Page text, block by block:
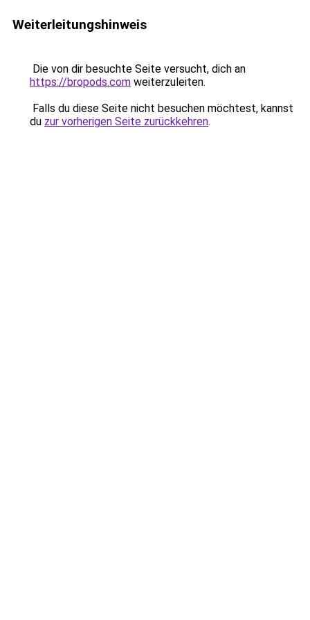
Weiterleitungshinweis
Die von dir besuchte Seite versucht, dich an
https://bropods.com weiterzuleiten.
Falls du diese Seite nicht besuchen möchtest, kannst
du zur vorherigen Seite zurückkehren.